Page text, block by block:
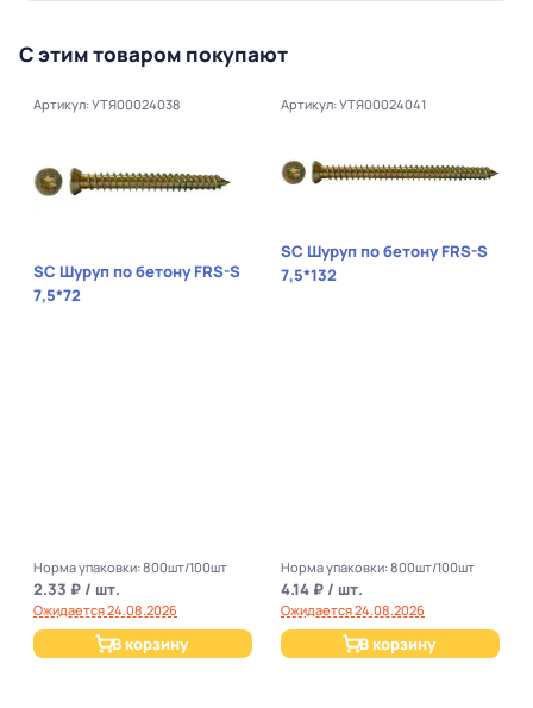
С этим товаром покупают
Артикул: УТЯ00024038
SC Шуруп по бетону FRS-S
7,5*72
Норма упаковки: 800шт/100шт
2.33 ₽ / шт.
Ожидается 24.08.2026
В корзину
Артикул: УТЯ00024041
SC Шуруп по бетону FRS-S
7,5*132
Норма упаковки: 800шт/100шт
4.14 ₽ / шт.
Ожидается 24.08.2026
В корзину